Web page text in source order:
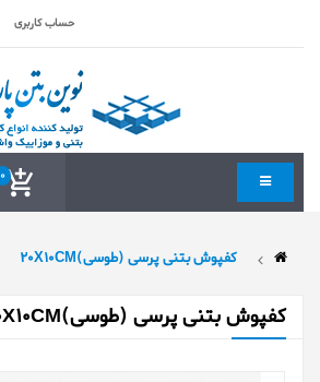
حساب کاربری
0
کفپوش بتنی پرسی (طوسی)20X10CM
کفپوش بتنی پرسی (طوسی)20X10CM